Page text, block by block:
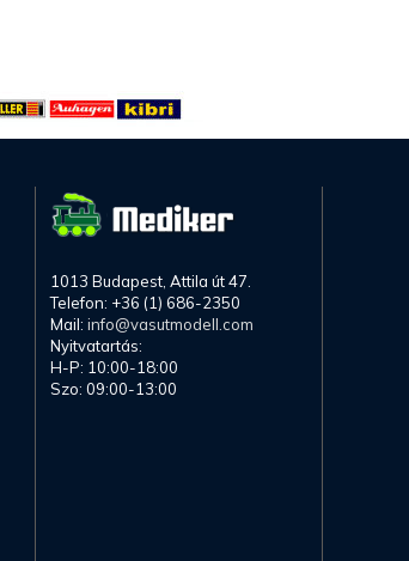
1013 Budapest, Attila út 47.
Telefon: +36 (1) 686-2350
Mail: info@vasutmodell.com
Nyitvatartás:
H-P: 10:00-18:00
Szo: 09:00-13:00